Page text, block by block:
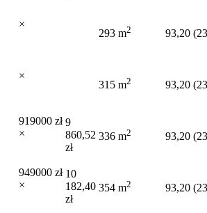
×
293 m2 93,20
×
315 m2 93,20
919000 zł
×
9
860,52
zł
336 m2 93,20
949000 zł
×
10
182,40
zł
354 m2 93,20